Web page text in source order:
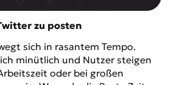
zu posten
sich in rasantem Tempo.
minütlich und Nutzer steigen
oder bei großen